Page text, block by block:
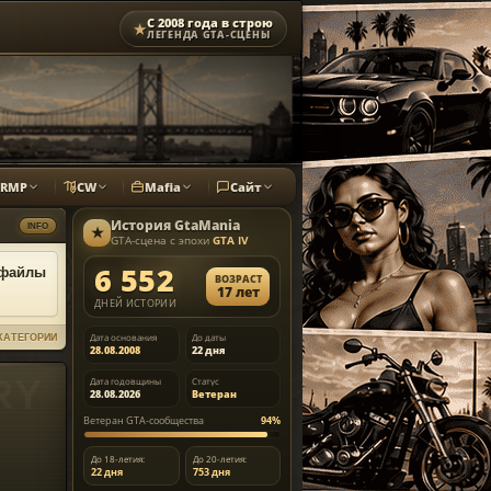
★С 2008 года в строю
ЛЕГЕНДА GTA-СЦЕНЫ
CW Mafia Сайт
INFO ★ ИсторияGtaMania
GTA-сцена с эпохи GTA IV
6 552
ДНЕЙ ИСТОРИИ
ВОЗРАСТ
17 лет
Дата основания
28.08.2008
До даты
22 дня
Дата годовщины
28.08.2026
Статус
Ветеран
Ветеран GTA-сообщества
94%
До 18-летия:
22 дня
До 20-летия:
753 дня